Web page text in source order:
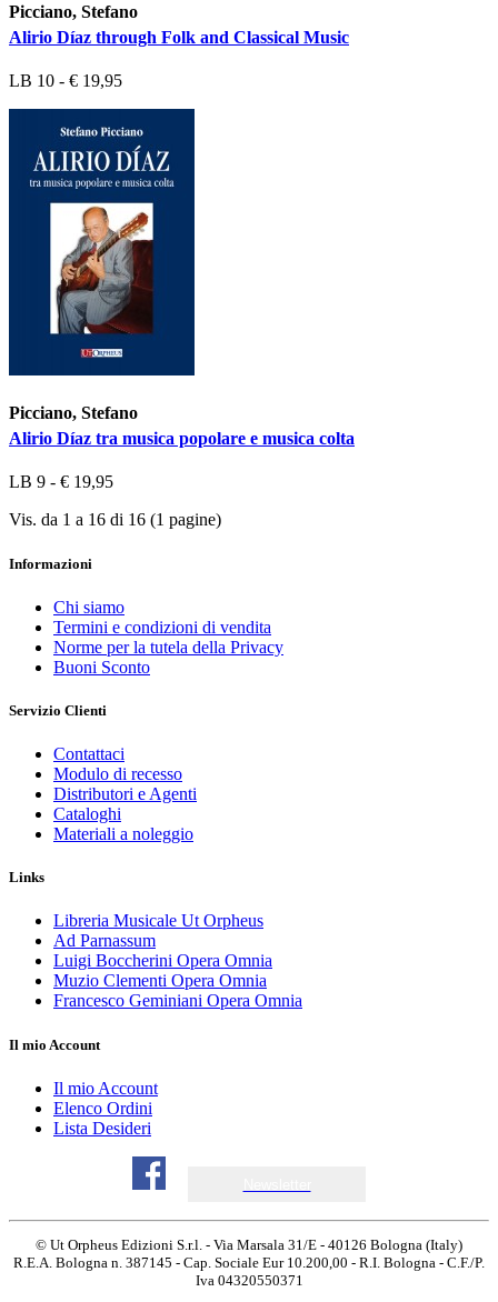
Picciano, Stefano
Alirio Díaz through Folk and Classical Music
LB 10 - € 19,95
Picciano, Stefano
Alirio Díaz tra musica popolare e musica colta
LB 9 - € 19,95
Vis. da 1 a 16 di 16 (1 pagine)
Informazioni
Chi siamo
Termini e condizioni di vendita
Norme per la tutela della Privacy
Buoni Sconto
Servizio Clienti
Contattaci
Modulo di recesso
Distributori e Agenti
Cataloghi
Materiali a noleggio
Links
Libreria Musicale Ut Orpheus
Ad Parnassum
Luigi Boccherini Opera Omnia
Muzio Clementi Opera Omnia
Francesco Geminiani Opera Omnia
Il mio Account
Il mio Account
Elenco Ordini
Lista Desideri
© Ut Orpheus Edizioni S.r.l. - Via Marsala 31/E - 40126 Bologna (Italy)
R.E.A. Bologna n. 387145 - Cap. Sociale Eur 10.200,00 - R.I. Bologna - C.F./P.
Iva 04320550371